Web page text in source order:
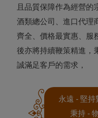
且品質保障作為經營的
酒類總公司、進口代理
齊全、價格最實惠、服
後亦將持續鞭策精進，
誠滿足客戶的需求，
永遠 - 堅
秉持 -